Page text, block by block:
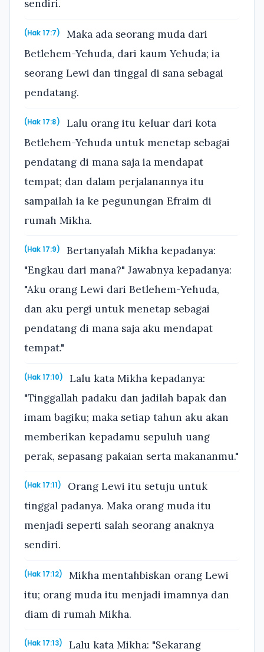
sendiri.
(Hak 17:7)
Maka ada seorang muda dari
Betlehem-Yehuda, dari kaum Yehuda; ia
seorang Lewi dan tinggal di sana sebagai
pendatang.
(Hak 17:8)
Lalu orang itu keluar dari kota
Betlehem-Yehuda untuk menetap sebagai
pendatang di mana saja ia mendapat
tempat; dan dalam perjalanannya itu
sampailah ia ke pegunungan Efraim di
rumah Mikha.
(Hak 17:9)
Bertanyalah Mikha kepadanya:
"Engkau dari mana?" Jawabnya kepadanya:
"Aku orang Lewi dari Betlehem-Yehuda,
dan aku pergi untuk menetap sebagai
pendatang di mana saja aku mendapat
tempat."
(Hak 17:10)
Lalu kata Mikha kepadanya:
"Tinggallah padaku dan jadilah bapak dan
imam bagiku; maka setiap tahun aku akan
memberikan kepadamu sepuluh uang
perak, sepasang pakaian serta makananmu."
(Hak 17:11)
Orang Lewi itu setuju untuk
tinggal padanya. Maka orang muda itu
menjadi seperti salah seorang anaknya
sendiri.
(Hak 17:12)
Mikha mentahbiskan orang Lewi
itu; orang muda itu menjadi imamnya dan
diam di rumah Mikha.
(Hak 17:13)
Lalu kata Mikha: "Sekarang